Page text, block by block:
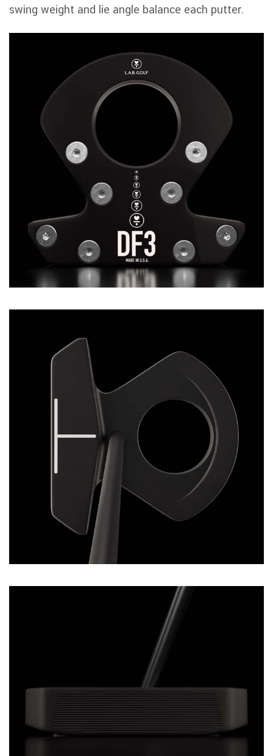
swing weight and lie angle balance each putter.